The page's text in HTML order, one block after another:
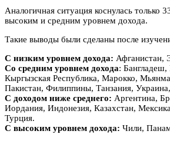
Аналогичная ситуация коснулась только
высоким и средним уровнем дохода.
Такие выводы были сделаны после
С низким уровнем дохода: Афганистан,
Со средним уровнем дохода: Бангладеш,
Кыргызская Республика, Марокко,
Пакистан, Филиппины, Танзания,
С доходом ниже среднего: Аргентина,
Иордания, Индонезия, Казахстан,
Турция.
С высоким уровнем дохода: Чили,